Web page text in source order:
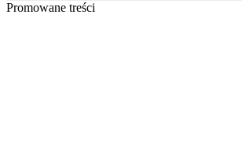
Promowane treści